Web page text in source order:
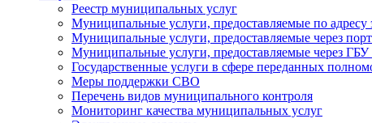
Реестр муниципальных услуг
Муниципальные услуги, предоставляемые по адресу
Муниципальные услуги, предоставляемые через
Муниципальные услуги, предоставляемые через
Государственные услуги в сфере переданных
Меры поддержки СВО
Перечень видов муниципального контроля
Мониторинг качества муниципальных услуг